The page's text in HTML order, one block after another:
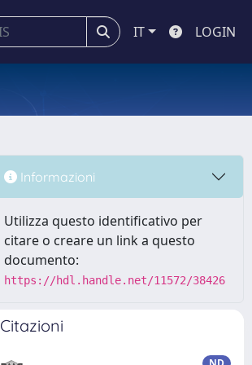
IT LOGIN
Informazioni
Utilizza questo identificativo per
citare o creare un link a questo
documento:
https://hdl.handle.net/11572/38426
Citazioni